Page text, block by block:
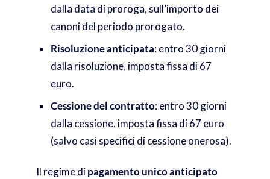
dalla data di proroga, sull’importo dei
canoni del periodo prorogato.
Risoluzione anticipata: entro 30 giorni
dalla risoluzione, imposta fissa di 67
euro.
Cessione del contratto: entro 30 giorni
dalla cessione, imposta fissa di 67 euro
(salvo casi specifici di cessione onerosa).
Il regime dipagamento unico anticipato